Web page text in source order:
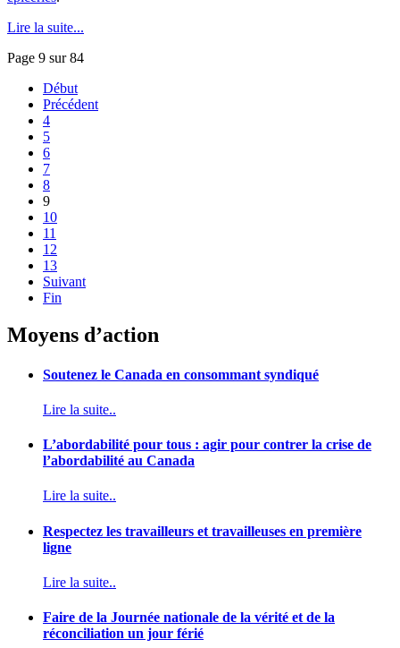
Lire la suite...
Page 9 sur 84
Début
Précédent
4
5
6
7
8
9
10
11
12
13
Suivant
Fin
Moyens d’action
Soutenez le Canada en consommant syndiqué
Lire la suite..
L’abordabilité pour tous : agir pour contrer la crise de
l’abordabilité au Canada
Lire la suite..
Respectez les travailleurs et travailleuses en première
ligne
Lire la suite..
Faire de la Journée nationale de la vérité et de la
réconciliation un jour férié